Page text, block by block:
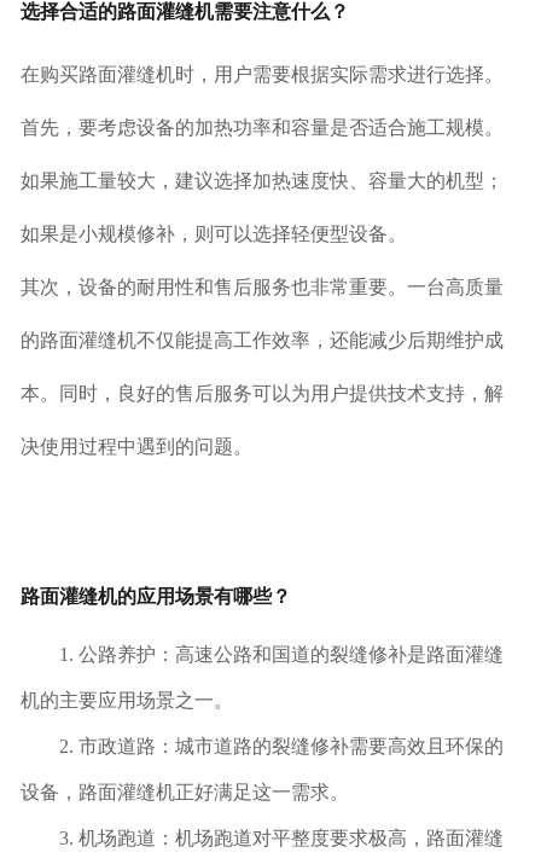
选择合适的路面灌缝机需要注意什么？
在购买路面灌缝机时，用户需要根据实际需求进行选择。
首先，要考虑设备的加热功率和容量是否适合施工规模。
如果施工量较大，建议选择加热速度快、容量大的机型；
如果是小规模修补，则可以选择轻便型设备。
其次，设备的耐用性和售后服务也非常重要。一台高质量
的路面灌缝机不仅能提高工作效率，还能减少后期维护成
本。同时，良好的售后服务可以为用户提供技术支持，解
决使用过程中遇到的问题。
路面灌缝机的应用场景有哪些？
1. 公路养护：高速公路和国道的裂缝修补是路面灌缝
机的主要应用场景之一。
2. 市政道路：城市道路的裂缝修补需要高效且环保的
设备，路面灌缝机正好满足这一需求。
3. 机场跑道：机场跑道对平整度要求极高，路面灌缝